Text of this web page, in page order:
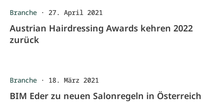
Branche · 27. April 2021
Austrian Hairdressing Awards kehren 2022
zurück
Branche · 18. März 2021
BIM Eder zu neuen Salonregeln in Österreich